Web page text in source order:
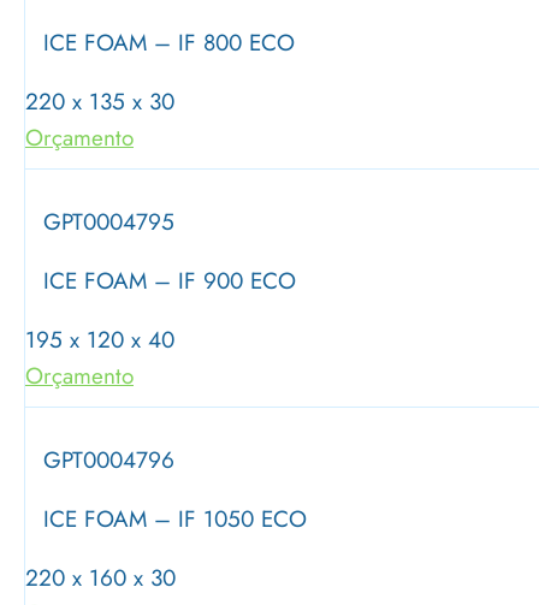
ICE FOAM – IF 800 ECO
220 x 135 x 30
Orçamento
GPT0004795
ICE FOAM – IF 900 ECO
195 x 120 x 40
Orçamento
GPT0004796
ICE FOAM – IF 1050 ECO
220 x 160 x 30